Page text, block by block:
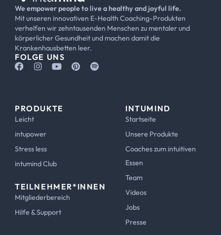
We empower people to live a healthy and joyful life.
Mit unseren innovativen E-Health Coaching-Produkten
verhelfen wir zehntausenden Menschen zu mentaler und
körperlicher Gesundheit und machen damit die
Krankenhausbetten leer.
FOLGE UNS
PRODUKTE
Leicht
intupower
Stress less
intumind Club
TEILNEHMER*INNEN
Mitgliederbereich
Hilfe & Support
INTUMIND
Startseite
Unsere Produkte
Coaches zum intuitiven
Essen
Team
Videos
Jobs
Presse